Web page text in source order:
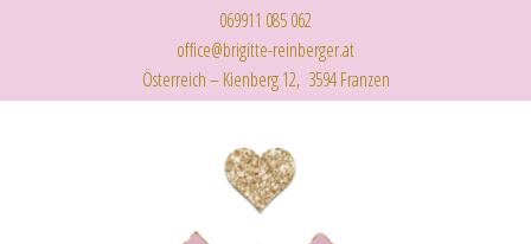
069911 085 062
office@brigitte-reinberger.at
Österreich – Kienberg 12, 3594 Franzen